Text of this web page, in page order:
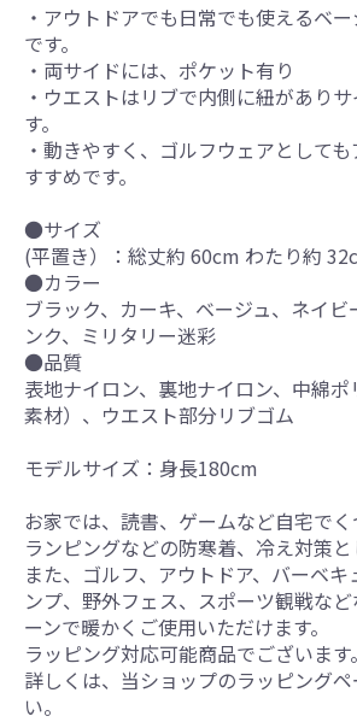
・アウトドアでも日常でも使えるベ
です。
・両サイドには、ポケット有り
・ウエストはリブで内側に紐があり
す。
・動きやすく、ゴルフウェアとして
すすめです。
●サイズ
(平置き）：総丈約 60cm わたり約
●カラー
ブラック、カーキ、ベージュ、ネイ
ンク、ミリタリー迷彩
●品質
表地ナイロン、裏地ナイロン、中綿
素材）、ウエスト部分リブゴム
モデルサイズ：身長180cm
お家では、読書、ゲームなど自宅で
ランピングなどの防寒着、冷え対策と
また、ゴルフ、アウトドア、バーベキ
ンプ、野外フェス、スポーツ観戦な
ーンで暖かくご使用いただけます。
ラッピング対応可能商品でございます。
詳しくは、当ショップのラッピング
い。